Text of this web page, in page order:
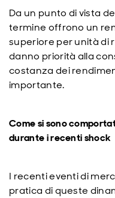
Da un punto di vista
termine offrono un
superiore per unità di
danno priorità alla
costanza dei
importante.
Come si sono
durante i recenti shock
I recenti eventi di
pratica di queste